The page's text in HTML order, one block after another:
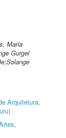
Maria
Gurgel
Arquitetura,